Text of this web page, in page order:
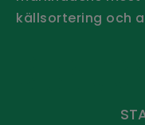
källsortering och